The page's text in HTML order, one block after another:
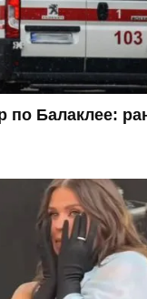
по Балаклее: